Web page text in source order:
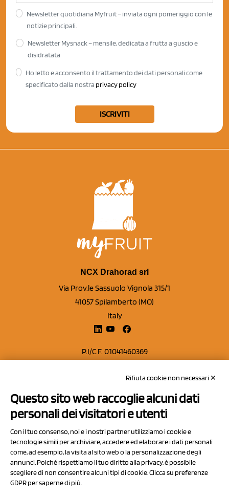
Newsletter quotidiana Myfruit – inviata ogni pomeriggio con le
notizie principali.
Newsletter Mysnack – mensile, dedicata a frutta a guscio e
disidratata
Ho letto e acconsento il trattamento dei dati personali come
specificato dalla nostra privacy policy
ISCRIVITI
NCX Drahorad srl
Via Prov.le Sassuolo Vignola 315/1
41057 Spilamberto (MO)
Italy
P.I/C.F. 01041460369
Capitale sociale Euro 50.000,00 i.v.
Contatti
Privacy Policy
Cookie Policy
Chi Siamo
Rifiuta cookie non necessari ✕
Questo sito web raccoglie alcuni dati
personali dei visitatori e utenti
Con il tuo consenso, noi e i nostri partner utilizziamo i cookie e
tecnologie simili per archiviare, accedere ed elaborare i dati personali
come, ad esempio, la visita al sito web o la personalizzazione degli
annunci. Poiché rispettiamo il tuo diritto alla privacy, è possibile
scegliere di non consentire alcuni tipi di cookie. Clicca su preferenze
GDPR per saperne di più.